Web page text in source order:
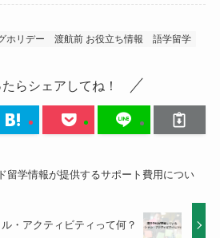
ホリデー 渡航前 お役立ち情報 語学留学
らシェアしてね！
留学情報が提供するサポート費用につい
・アクティビティって何？